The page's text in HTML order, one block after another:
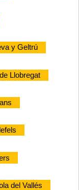
y Geltrú
Llobregat
del Vallés